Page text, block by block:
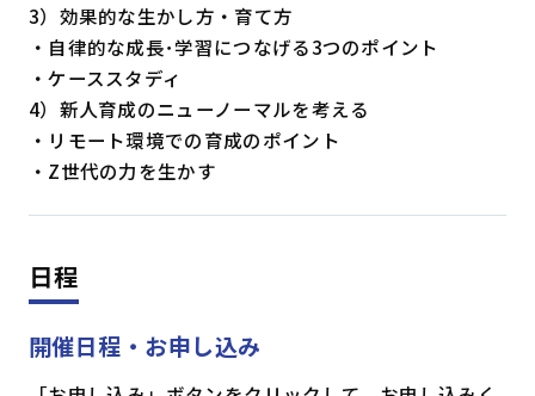
3）効果的な生かし方・育て方
・自律的な成長･学習につなげる3つのポイント
・ケーススタディ
4）新人育成のニューノーマルを考える
・リモート環境での育成のポイント
・Z世代の力を生かす
日程
開催日程・お申し込み